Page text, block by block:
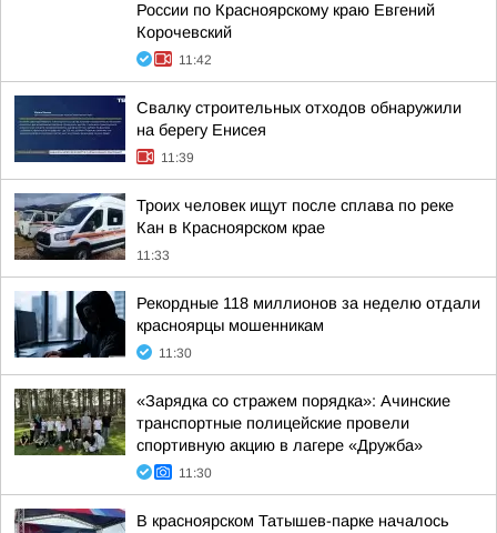
России по Красноярскому краю Евгений
Корочевский
11:42
Свалку строительных отходов обнаружили
на берегу Енисея
11:39
Троих человек ищут после сплава по реке
Кан в Красноярском крае
11:33
Рекордные 118 миллионов за неделю отдали
красноярцы мошенникам
11:30
«Зарядка со стражем порядка»: Ачинские
транспортные полицейские провели
спортивную акцию в лагере «Дружба»
11:30
В красноярском Татышев-парке началось